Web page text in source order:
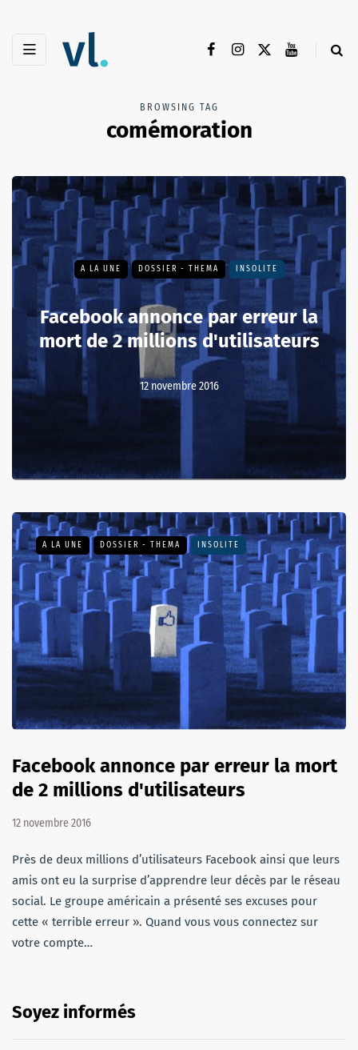
BROWSING TAG
comémoration
A LA UNE DOSSIER - THEMA INSOLITE
Facebook annonce par erreur la
mort de 2 millions d'utilisateurs
12 novembre 2016
A LA UNE DOSSIER - THEMA INSOLITE
Facebook annonce par erreur la mort
de 2 millions d'utilisateurs
12 novembre 2016
Près de deux millions d’utilisateurs Facebook ainsi que leurs
amis ont eu la surprise d’apprendre leur décès par le réseau
social. Le groupe américain a présenté ses excuses pour
cette « terrible erreur ». Quand vous vous connectez sur
votre compte…
Soyez informés